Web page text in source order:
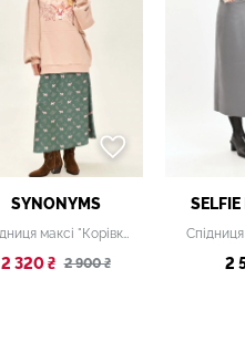
SYNONYMS
Спідниця максі "Корівка" зелена
2 320 ₴ 2 900 ₴
SELFIE
2